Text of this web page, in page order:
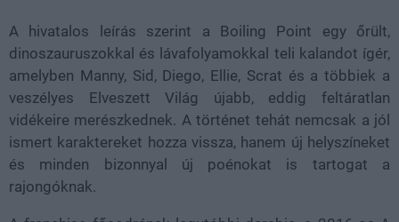
A hivatalos leírás szerint a Boiling Point egy őrült,
dinoszauruszokkal és lávafolyamokkal teli kalandot ígér,
amelyben Manny, Sid, Diego, Ellie, Scrat és a többiek a
veszélyes Elveszett Világ újabb, eddig feltáratlan
vidékeire merészkednek. A történet tehát nemcsak a jól
ismert karaktereket hozza vissza, hanem új helyszíneket
és minden bizonnyal új poénokat is tartogat a
rajongóknak.